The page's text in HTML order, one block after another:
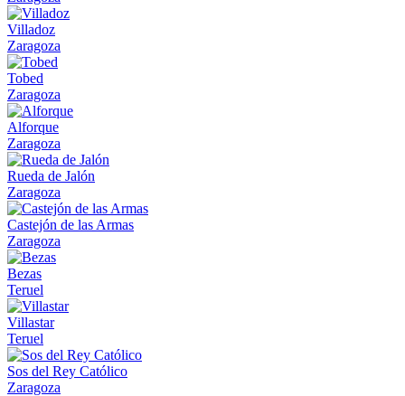
Villadoz
Zaragoza
Tobed
Zaragoza
Alforque
Zaragoza
Rueda de Jalón
Zaragoza
Castejón de las Armas
Zaragoza
Bezas
Teruel
Villastar
Teruel
Sos del Rey Católico
Zaragoza